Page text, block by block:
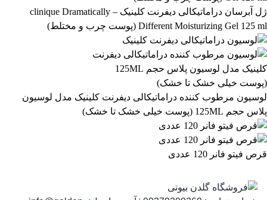
رژ لب مدادی لچیک
ژل آبرسان دراماتیکالی دیفرنت کلینیک – clinique Dramatically
Different Moisturizing Gel 125 ml (پوست چرب و مختلط)
لوسیون مرطوب کننده دراماتیکالی دیفرنت کلینیک مدل لوسیون
پلاس حجم 125ML (پوست خیلی خشک تا خشک)
قرص فیتو فانر 120 عددی